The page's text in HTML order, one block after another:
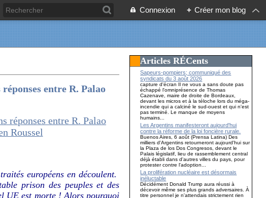
Connexion + Créer mon blog
entre R. Palao
européens en découlent.
prison des peuples et des
UE est morte ! Alors pourquoi
Articles RÉCents
Sapeurs-pompiers; communiqué des
syndicats du 3 août 2026
capture d'écran Il ne vous a sans doute pas
échappé l'omniprésence de Thomas
Cazenave, maire de droite de Bordeaux,
devant les micros et à la téloche lors du méga-
incendie qui a calciné le sud-ouest et qui n'est
pas terminé. Le manque de moyens
humains...
Les Argentins manifesteront aujourd'hui
contre la réforme de la loi foncière rurale.
Buenos Aires, 6 août (Prensa Latina) Des
milliers d'Argentins retourneront aujourd'hui sur
la Plaza de los Dos Congresos, devant le
Palais législatif, lieu de rassemblement central
déjà établi dans d'autres villes du pays, pour
protester contre l'adoption...
La prolifération nucléaire est désormais
inéluctable
Décidément Donald Trump aura réussi à
décevoir même ses plus grands adversaires. À
titre personnel je n'attendais strictement rien